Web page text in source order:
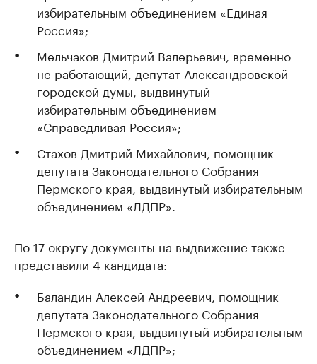
избирательным объединением «Единая
Россия»;
Мельчаков Дмитрий Валерьевич, временно
не работающий, депутат Александровской
городской думы, выдвинутый
избирательным объединением
«Справедливая Россия»;
Стахов Дмитрий Михайлович, помощник
депутата Законодательного Собрания
Пермского края, выдвинутый избирательным
объединением «ЛДПР».
По 17 округу документы на выдвижение также
представили 4 кандидата:
Баландин Алексей Андреевич, помощник
депутата Законодательного Собрания
Пермского края, выдвинутый избирательным
объединением «ЛДПР»;